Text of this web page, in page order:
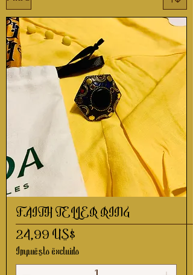
FAITH TELLER RING
Precio
24,99 US$
Impuesto excluido